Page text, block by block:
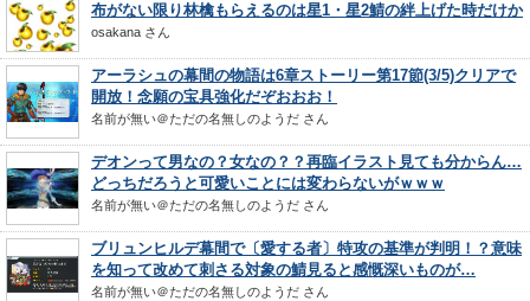
布がない限り林檎もらえるのは星1・星2鯖の絆上げた時だけか
osakana さん
アーラシュの幕間の物語は6章ストーリー第17節(3/5)クリアで
開放！念願の宝具強化だぞおおお！
名前が無い＠ただの名無しのようだ さん
デオンって男なの？女なの？？再臨イラスト見ても分からん…
どっちだろうと可愛いことには変わらないがｗｗｗ
名前が無い＠ただの名無しのようだ さん
ブリュンヒルデ幕間で〔愛する者〕特攻の基準が判明！？意味
を知って改めて刺さる対象の鯖見ると感慨深いものが…
名前が無い＠ただの名無しのようだ さん